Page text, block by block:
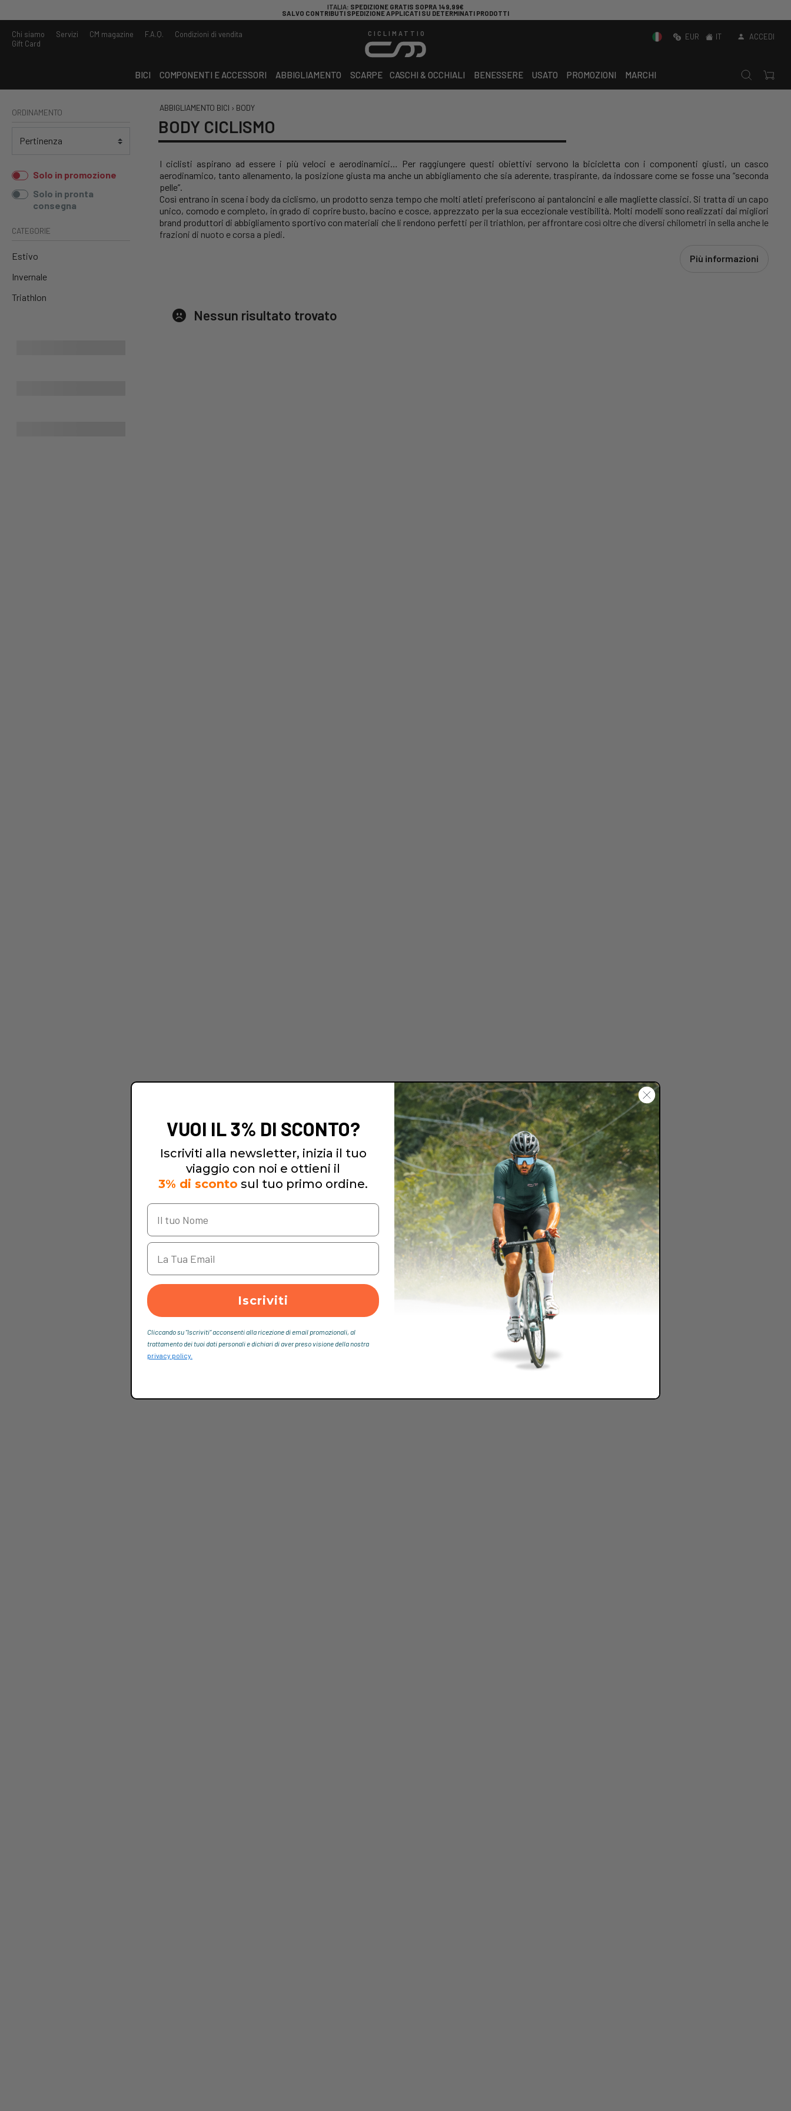
ITALIA: SPEDIZIONE GRATIS SOPRA 149,99€
SALVO CONTRIBUTI SPEDIZIONE APPLICATI SU DETERMINATI PRODOTTI
Chi siamo Servizi CM magazine F.A.Q.
Condizioni di vendita
Gift Card
CICLIMATTIO EUR IT ACCEDI
BICI COMPONENTI E ACCESSORI ABBIGLIAMENTO SCARPE CASCHI & OCCHIALI BENESSERE USATO PROMOZIONI MARCHI
ORDINAMENTO
Solo in promozione
Solo in pronta
consegna
CATEGORIE
Estivo
Invernale
Triathlon
ABBIGLIAMENTO BICI › BODY
BODY CICLISMO
I ciclisti aspirano ad essere i più veloci e aerodinamici… Per raggiungere questi obiettivi servono la bicicletta con i componenti giusti, un casco
aerodinamico, tanto allenamento, la posizione giusta ma anche un abbigliamento che sia aderente, traspirante, da indossare come se fosse una “seconda
pelle”.
Così entrano in scena i body da ciclismo, un prodotto senza tempo che molti atleti preferiscono ai pantaloncini e alle maglietteclassici. Si tratta di un capo
unico, comodo e completo, in grado di coprire busto, bacino e cosce, apprezzato per la sua eccezionale vestibilità. Molti modelli sono realizzati dai migliori
brand produttori di abbigliamento sportivo con materiali che li rendono perfetti per il triathlon, per affrontare così oltre che diversi chilometri in sella anche le
frazioni di nuoto e corsa a piedi.
Più informazioni
Nessun risultato trovato
VUOI IL 3% DI SCONTO?
Iscriviti alla newsletter, inizia il tuo
viaggio con noi e ottieni il
3% di sconto sul tuo primo ordine.
Iscriviti
Cliccando su “Iscriviti“ acconsenti alla ricezione di email promozionali, al
trattamento dei tuoi dati personali e dichiari di aver preso visione della nostra
privacy policy.